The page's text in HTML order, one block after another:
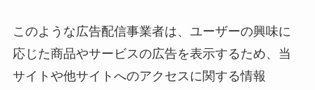
このような広告配信事業者は、ユーザーの興味に
応じた商品やサービスの広告を表示するため、当
サイトや他サイトへのアクセスに関する情報